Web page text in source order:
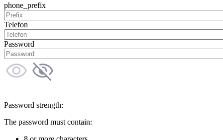
phone_prefix
Telefon
Password
Password strength:
The password must contain: